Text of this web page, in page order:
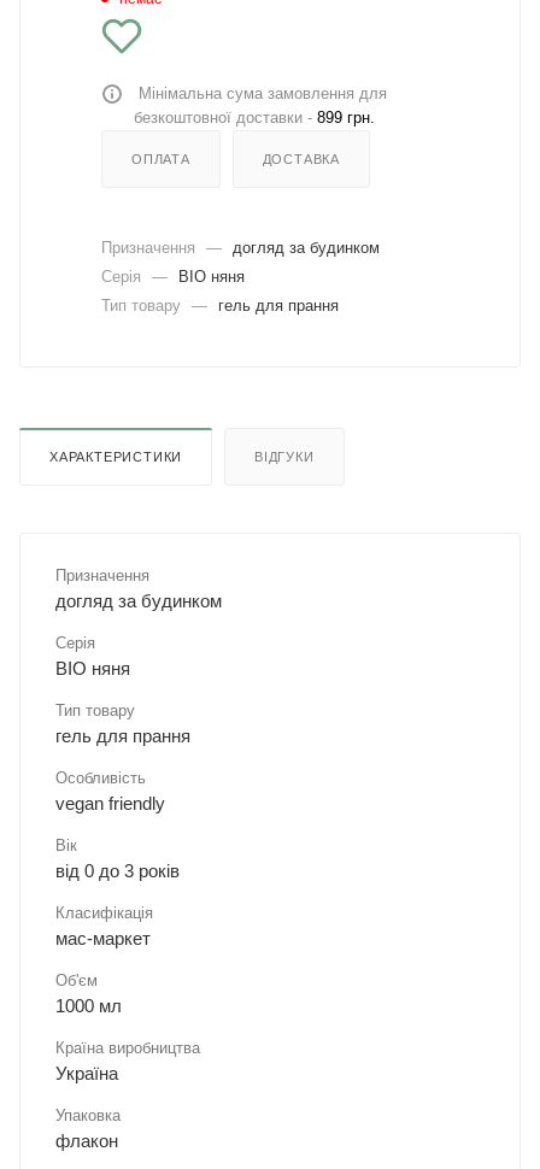
Мінімальна сума замовлення для
безкоштовної доставки - 899 грн.
ОПЛАТА ДОСТАВКА
Призначення —
догляд за будинком
Серія
—
BIO няня
Тип товару — гель для прання
ХАРАКТЕРИСТИКИ ВІДГУКИ
Призначення
догляд за будинком
Серія
BIO няня
Тип товару
гель для прання
Особливість
vegan friendly
Вік
від 0 до 3 років
Класифікація
мас-маркет
Об'єм
1000 мл
Країна виробництва
Україна
Упаковка
флакон